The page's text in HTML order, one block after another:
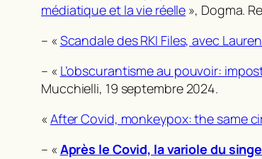
médiatique et la vie réelle », Dogma.
– « Scandale des RKI Files, avec
– « L’obscurantisme au pouvoir:
Mucchielli, 19 septembre 2024.
« After Covid, monkeypox: the same
– « Après le Covid, la variole du